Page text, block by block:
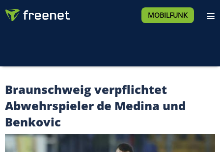
MOBILFUNK
Braunschweig verpflichtet
Abwehrspieler de Medina und
Benkovic